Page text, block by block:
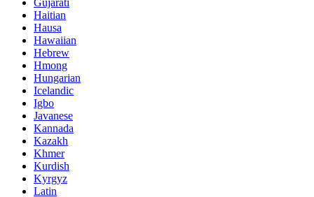
Gujarati
Haitian
Hausa
Hawaiian
Hebrew
Hmong
Hungarian
Icelandic
Igbo
Javanese
Kannada
Kazakh
Khmer
Kurdish
Kyrgyz
Latin